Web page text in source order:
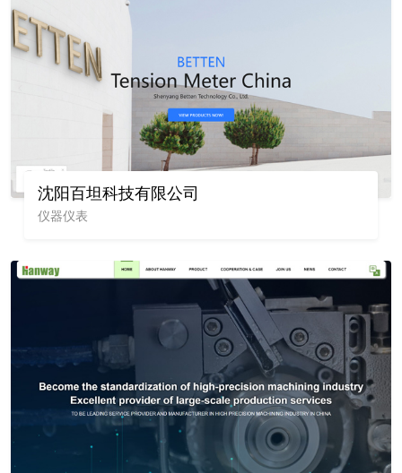
沈阳百坦科技有限公司
仪器仪表